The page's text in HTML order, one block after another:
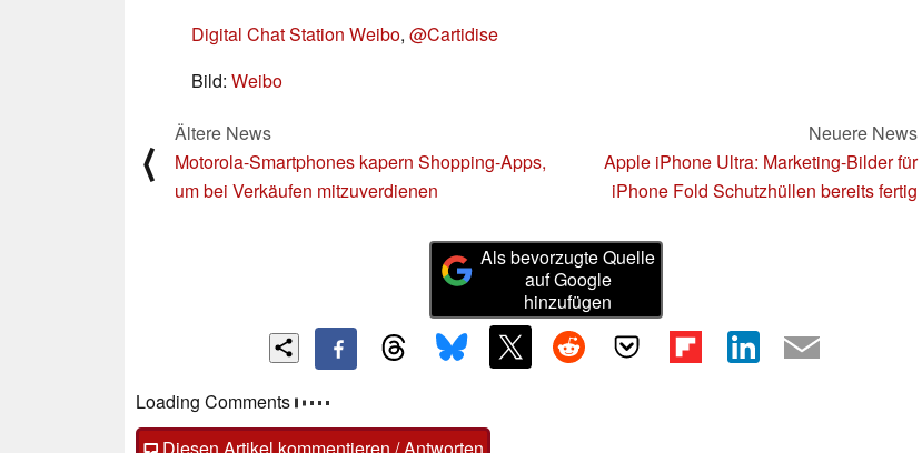
Digital Chat Station Weibo, @Cartidise
Bild: Weibo
⟨
Ältere News
Motorola-Smartphones kapern Shopping-Apps,
um bei Verkäufen mitzuverdienen
Neuere News
Apple iPhone Ultra: Marketing-Bilder für
iPhone Fold Schutzhüllen bereits fertig
Als bevorzugte Quelle
auf Google
hinzufügen
Kommentare
Fragen, Anregungen, zusätzliche Informationen zu diesem Artikel? - Uns interessiert Deine Meinung